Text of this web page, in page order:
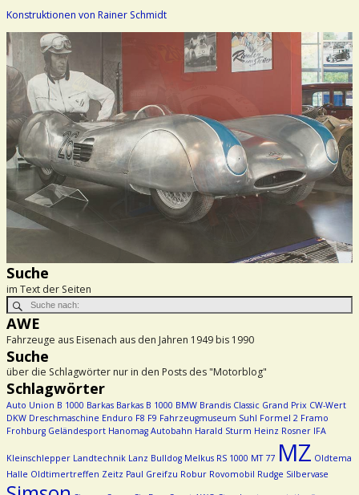
Konstruktionen von Rainer Schmidt
Suche
im Text der Seiten
AWE
Fahrzeuge aus Eisenach aus den Jahren 1949 bis 1990
Suche
über die Schlagwörter nur in den Posts des "Motorblog"
Schlagwörter
Auto Union B 1000 Barkas Barkas B 1000 BMW Brandis Classic Grand Prix CW-Wert
DKW Dreschmaschine Enduro F8 F9 Fahrzeugmuseum Suhl Formel 2 Framo
Frohburg Geländesport Hanomag Autobahn Harald Sturm Heinz Rosner IFA
Kleinschlepper Landtechnik Lanz Bulldog Melkus RS 1000 MT 77 MZ Oldtema
Halle Oldtimertreffen Zeitz Paul Greifzu Robur Rovomobil Rudge Silbervase